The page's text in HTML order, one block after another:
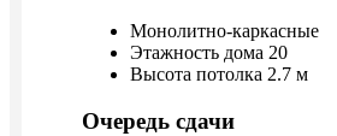
Монолитно-каркасные
Этажность дома 20
Высота потолка 2.7 м
Очередь сдачи